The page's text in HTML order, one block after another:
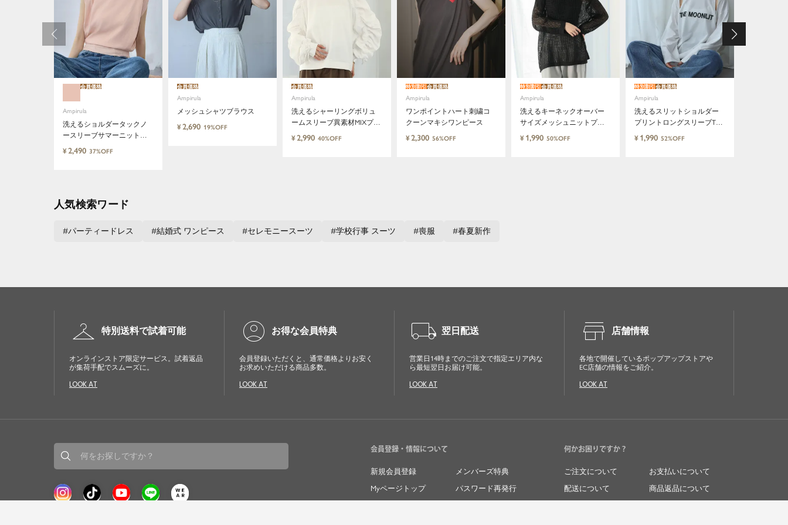
頃な価格で毎日に寄り添う。
等身大の自分でいられる心地よさを大切に、アクティ
ブな日常も、おしゃれに自分らしく。
Ampirula
洗えるショルダータックノ
ースリーブサマーニットト
ップス
会員価格
¥2,490 37%OFF
Ampirula
メッシュシャツブラウス
会員価格
¥2,690 19%OFF
Ampirula
洗えるシャーリングボリュ
ームスリーブ異素材MIXプル
オーバー
会員価格
¥2,990 40%OFF
Ampirula
ワンポイントハート刺繍コ
クーンマキシワンピース
特別割引会員価格
¥2,300 56%OFF
Ampirula
洗えるキーネックオーバー
サイズメッシュニットプル
オーバー
特別割引会員価格
¥ 1,990 50%OFF
Ampirula
洗えるスリットショルダー
プリントロングスリーブTシ
ャツ
特別割引会員価格
¥ 1,990 52%OFF
人気検索ワード
パーティードレス 結婚式 ワンピース セレモニースーツ 学校行事 スーツ 喪服 春夏新作
checkroom 特別送料で試着可能
オンラインストア限定サービス。試着返品
が集荷手配でスムーズに。
LOOK AT
account_circle お得な会員特典
会員登録いただくと、通常価格よりお安く
お求めいただける商品多数。
LOOK AT
local_shipping 翌日配送
営業日14時までのご注文で指定エリア内な
ら最短翌日お届け可能。
LOOK AT
store 店舗情報
各地で開催しているポップアップストアや
EC店舗の情報をご紹介。
LOOK AT
会員登録・情報について
新規会員登録
メンバーズ特典
Myページトップ
パスワード再発行
何かお困りですか？
ご注文について
お支払いについて
配送について
商品返品について